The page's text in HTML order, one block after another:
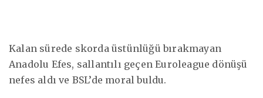
Kalan sürede skorda üstünlüğü bırakmayan
Anadolu Efes, sallantılı geçen Euroleague dönüşü
nefes aldı ve BSL’de moral buldu.